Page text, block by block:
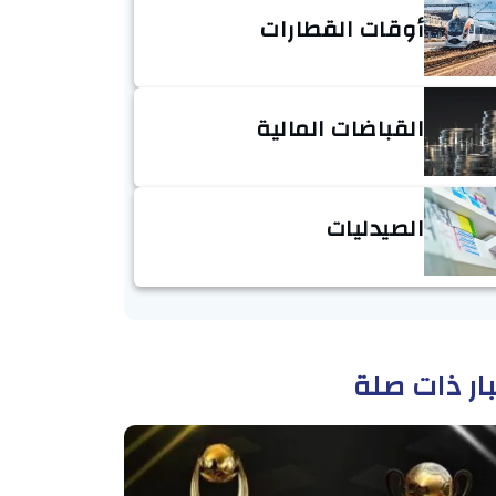
أوقات القطارات
القباضات المالية
الصيدليات
ذات صلة